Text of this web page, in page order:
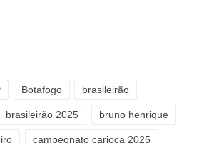
Botafogo brasileirão
brasileirão 2025 bruno henrique
campeonato carioca 2025